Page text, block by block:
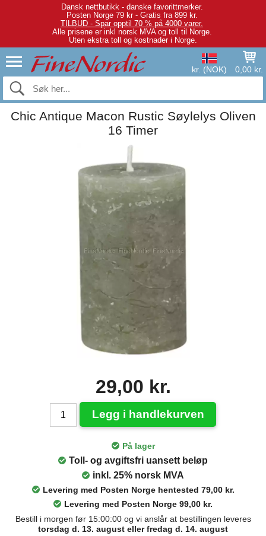
Dansk nettbutikk - danske favorittmerker.
Posten Norge 79 kr - Gratis fra 899 kr.
TILBUD - Spar opptil 70 % på 4000 varer.
Alle prisene er inkl norsk MVA og toll til Norge.
Uten ekstra toll og kostnader i Norge.
kr. (NOK) 0,00 kr.
Chic Antique Macon Rustic Søylelys Oliven
16 Timer
29,00 kr.
Legg i handlekurven
På lager
Toll- og avgiftsfri uansett beløp
inkl. 25% norsk MVA
Levering med Posten Norge hentested 79,00 kr.
Levering med Posten Norge 99,00 kr.
Bestill i morgen før 15:00:00 og vi anslår at bestillingen leveres
torsdag d. 13. august eller fredag d. 14. august